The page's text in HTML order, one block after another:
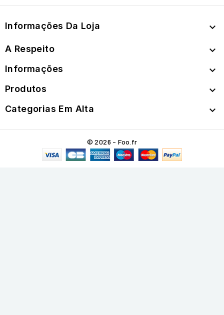
Informações Da Loja 
A Respeito 
Informações 
Produtos 
Categorias Em Alta 
© 2026 - Foo.fr